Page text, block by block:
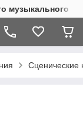
музыкального
Сценические